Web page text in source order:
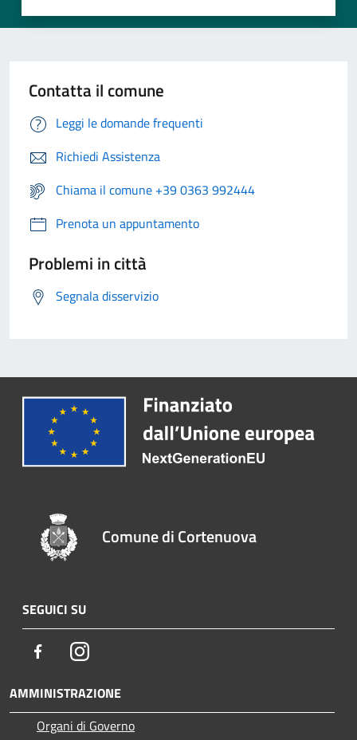
Contatta il comune
Leggi le domande frequenti
Richiedi Assistenza
Chiama il comune +39 0363 992444
Prenota un appuntamento
Problemi in città
Segnala disservizio
Comune di Cortenuova
SEGUICI SU
FacebookInstagram
AMMINISTRAZIONE
Organi di Governo